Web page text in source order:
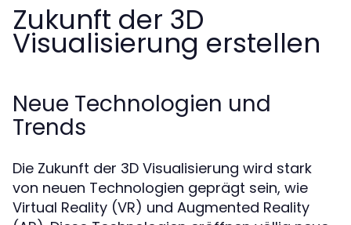
Zukunft der 3D
Visualisierung erstellen
Neue Technologien und
Trends
Die Zukunft der 3D Visualisierung wird stark
von neuen Technologien geprägt sein, wie
Virtual Reality (VR) und Augmented Reality